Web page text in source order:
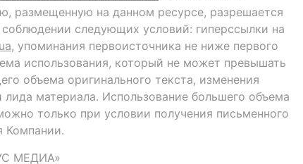
размещенную на данном ресурсе, разрешается
следующих условий: гиперссылки на
, упоминания первоисточника не ниже первого
использования, который не может превышать
объема оригинального текста, изменения
лида материала. Использование большего объема
только при условии получения письменного
Компании.
МЕДИА»